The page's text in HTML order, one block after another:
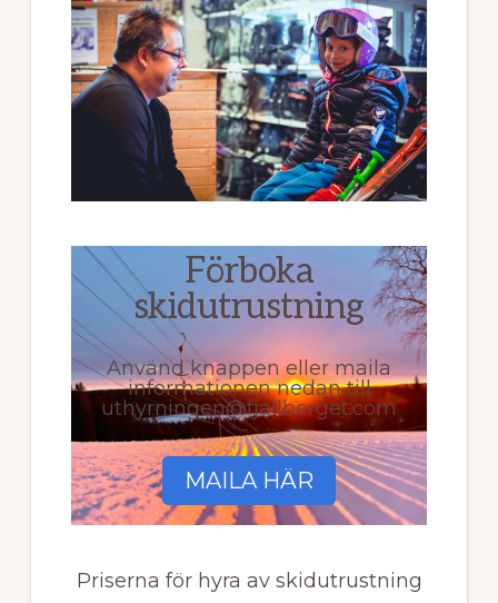
Förboka
skidutrustning
Använd knappen eller maila
informationen nedan till
uthyrningen@fjallberget.com
MAILA HÄR
Priserna för hyra av skidutrustning